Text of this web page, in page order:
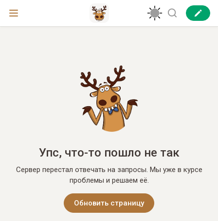
Упс, что-то пошло не так
Сервер перестал отвечать на запросы. Мы уже в курсе
проблемы и решаем её.
Обновить страницу